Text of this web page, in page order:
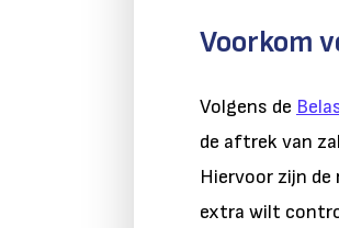
Voorkom
Volgens de
de aftrek van
Hiervoor zijn de
extra wilt